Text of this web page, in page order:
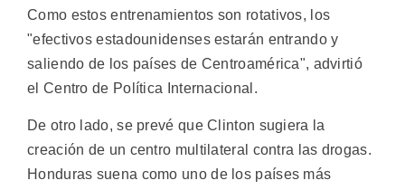
Como estos entrenamientos son rotativos, los
"efectivos estadounidenses estarán entrando y
saliendo de los países de Centroamérica", advirtió
el Centro de Política Internacional.
De otro lado, se prevé que Clinton sugiera la
creación de un centro multilateral contra las drogas.
Honduras suena como uno de los países más